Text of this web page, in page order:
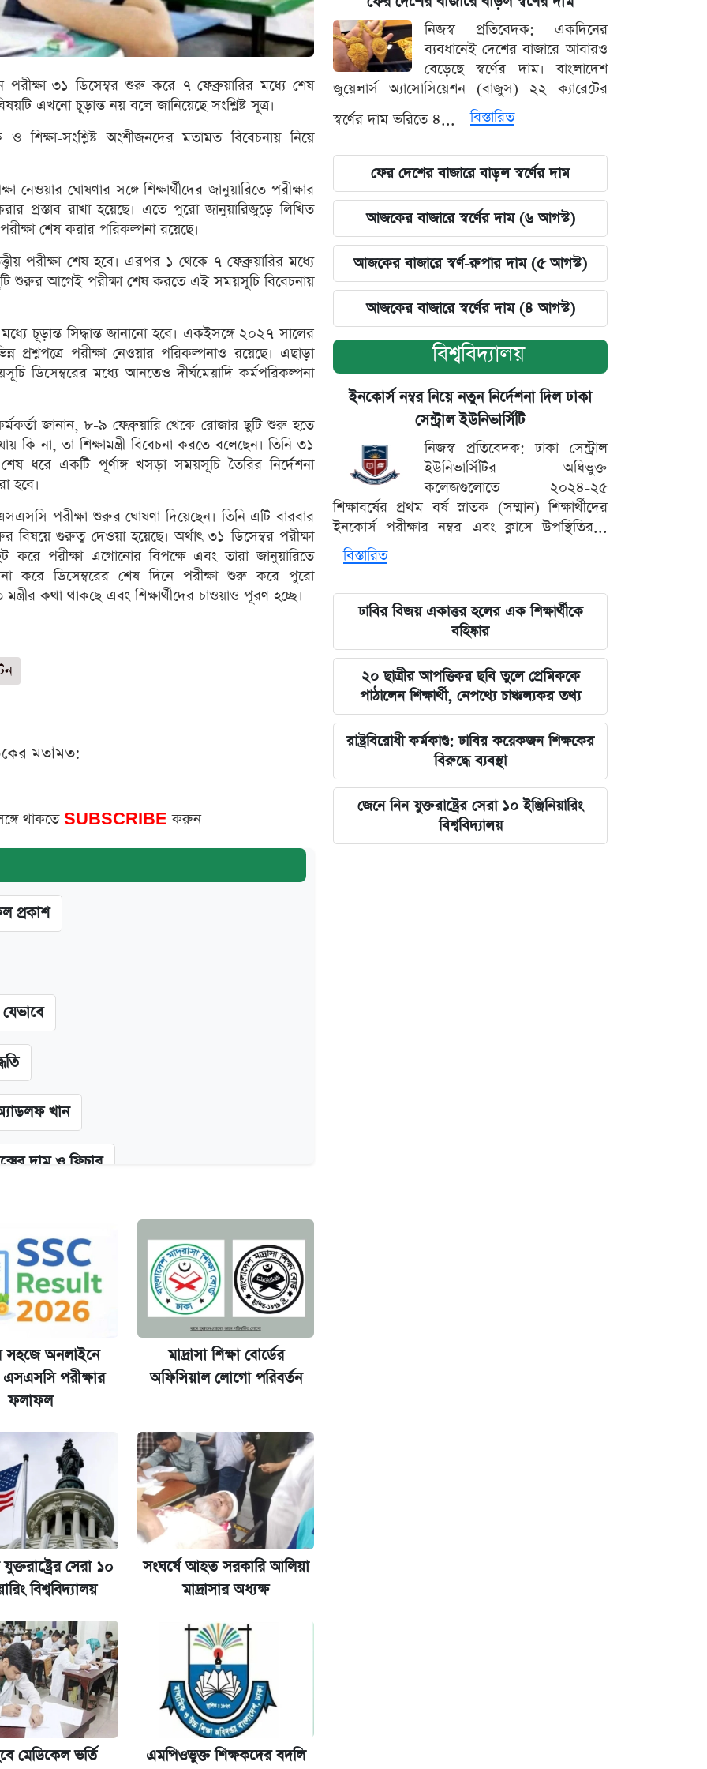
৩১ ডিসেম্বর শুরু করে ৭ ফেব্রুয়ারির মধ্যে শেষ
এখনো চূড়ান্ত নয় বলে জানিয়েছে সংশ্লিষ্ট সূত্র।
শিক্ষা-সংশ্লিষ্ট অংশীজনদের মতামত বিবেচনায় নিয়ে
নেওয়ার ঘোষণার সঙ্গে শিক্ষার্থীদের জানুয়ারিতে পরীক্ষার
প্রস্তাব রাখা হয়েছে। এতে পুরো জানুয়ারিজুড়ে লিখিত
শেষ করার পরিকল্পনা রয়েছে।
পরীক্ষা শেষ হবে। এরপর ১ থেকে ৭ ফেব্রুয়ারির মধ্যে
শুরুর আগেই পরীক্ষা শেষ করতে এই সময়সূচি বিবেচনায়
চূড়ান্ত সিদ্ধান্ত জানানো হবে। একইসঙ্গে ২০২৭ সালের
পরীক্ষা নেওয়ার পরিকল্পনাও রয়েছে। এছাড়া
ডিসেম্বরের মধ্যে আনতেও দীর্ঘমেয়াদি কর্মপরিকল্পনা
জানান, ৮-৯ ফেব্রুয়ারি থেকে রোজার ছুটি শুরু হতে
না, তা শিক্ষামন্ত্রী বিবেচনা করতে বলেছেন। তিনি ৩১
ধরে একটি পূর্ণাঙ্গ খসড়া সময়সূচি তৈরির নির্দেশনা
হবে।
পরীক্ষা শুরুর ঘোষণা দিয়েছেন। তিনি এটি বারবার
গুরুত্ব দেওয়া হয়েছে। অর্থাৎ ৩১ ডিসেম্বর পরীক্ষা
করে পরীক্ষা এগোনোর বিপক্ষে এবং তারা জানুয়ারিতে
করে ডিসেম্বরের শেষ দিনে পরীক্ষা শুরু করে পুরো
কথা থাকছে এবং শিক্ষার্থীদের চাওয়াও পূরণ হচ্ছে।
মতামত:
থাকতে SUBSCRIBEকরুন
প্রকাশ
খান
দাম ও ফিচার
গেল
যা
বিরুদ্ধে ব্যবস্থা
সহজে অনলাইনে
পরীক্ষার
ফলাফল
মাদ্রাসা শিক্ষা বোর্ডের
অফিসিয়াল লোগো পরিবর্তন
সেরা ১০
বিশ্ববিদ্যালয়
সংঘর্ষে আহত সরকারি আলিয়া
মাদ্রাসার অধ্যক্ষ
মেডিকেল ভর্তি
এমপিওভুক্ত শিক্ষকদের বদলি
নিজস্ব প্রতিবেদক: একদিনের
ব্যবধানেই দেশের বাজারে আবারও
বেড়েছে স্বর্ণের দাম। বাংলাদেশ
জুয়েলার্স অ্যাসোসিয়েশন (বাজুস) ২২ ক্যারেটের
স্বর্ণের দাম ভরিতে ৪...
বিস্তারিত
ফের দেশের বাজারে বাড়ল স্বর্ণের দাম
আজকের বাজারে স্বর্ণের দাম (৬ আগস্ট)
আজকের বাজারে স্বর্ণ-রুপার দাম (৫ আগস্ট)
আজকের বাজারে স্বর্ণের দাম (৪ আগস্ট)
বিশ্ববিদ্যালয়
ইনকোর্স নম্বর নিয়ে নতুন নির্দেশনা দিল ঢাকা
সেন্ট্রাল ইউনিভার্সিটি
নিজস্ব প্রতিবেদক: ঢাকা সেন্ট্রাল
ইউনিভার্সিটির অধিভুক্ত
কলেজগুলোতে ২০২৪-২৫
শিক্ষাবর্ষের প্রথম বর্ষ স্নাতক (সম্মান) শিক্ষার্থীদের
ইনকোর্স পরীক্ষার নম্বর এবং ক্লাসে উপস্থিতির...
বিস্তারিত
ঢাবির বিজয় একাত্তর হলের এক শিক্ষার্থীকে
বহিষ্কার
২০ ছাত্রীর আপত্তিকর ছবি তুলে প্রেমিককে
পাঠালেন শিক্ষার্থী, নেপথ্যে চাঞ্চল্যকর তথ্য
রাষ্ট্রবিরোধী কর্মকাণ্ড: ঢাবির কয়েকজন শিক্ষকের
বিরুদ্ধে ব্যবস্থা
জেনে নিন যুক্তরাষ্ট্রের সেরা ১০ ইঞ্জিনিয়ারিং
বিশ্ববিদ্যালয়